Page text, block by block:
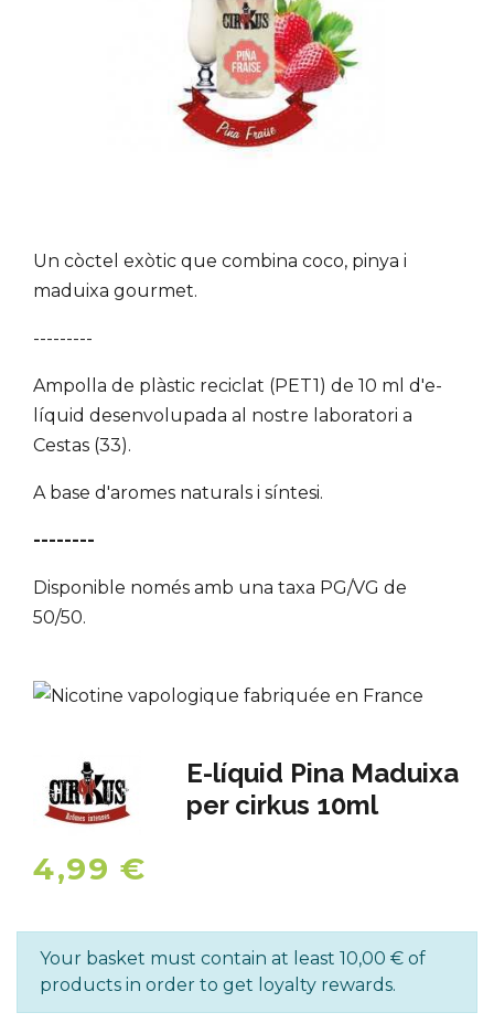
Un còctel exòtic que combina coco, pinya i
maduixa gourmet.
---------
Ampolla de plàstic reciclat (PET1) de 10 ml d'e-
líquid desenvolupada al nostre laboratori a
Cestas (33).
A base d'aromes naturals i síntesi.
--------
Disponible només amb una taxa PG/VG de
50/50.
E-líquid Pina Maduixa
per cirkus 10ml
4,99 €
Your basket must contain at least 10,00 € of
products in order to get loyalty rewards.